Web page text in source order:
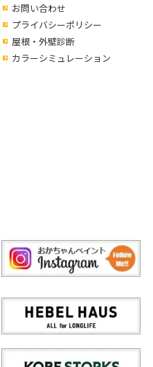
お問い合わせ
プライバシーポリシー
屋根・外壁診断
カラーシミュレーション